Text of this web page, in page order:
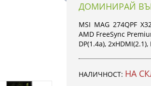
ДОМИНИРАЙ
MSI MAG 274QPF
AMD FreeSync
DP(1.4a),
НАЛИЧНОСТ: НА